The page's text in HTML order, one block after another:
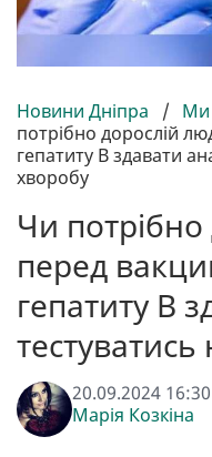
Новини Дніпра / Ми
потрібно дорослій
гепатиту В здавати
хворобу
Чи
перед
гепатиту В
20.09.2024
Марія Козкіна